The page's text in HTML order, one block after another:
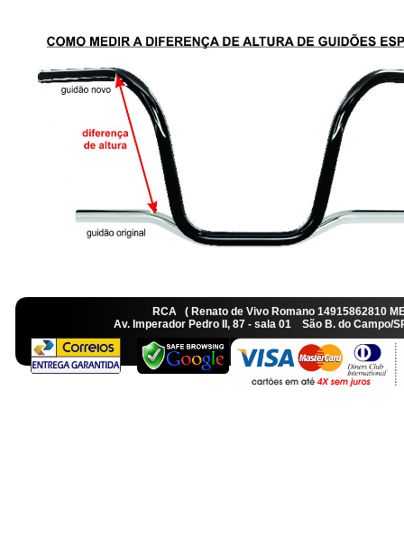
RCA ( Renato de Vivo Romano
Av. Imperador Pedro II, 87 - sala 01 São B. do